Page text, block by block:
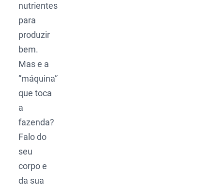
nutrientes
para
produzir
bem.
Mas e a
“máquina”
que toca
a
fazenda?
Falo do
seu
corpo e
da sua